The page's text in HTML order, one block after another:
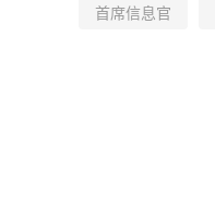
首席信息官